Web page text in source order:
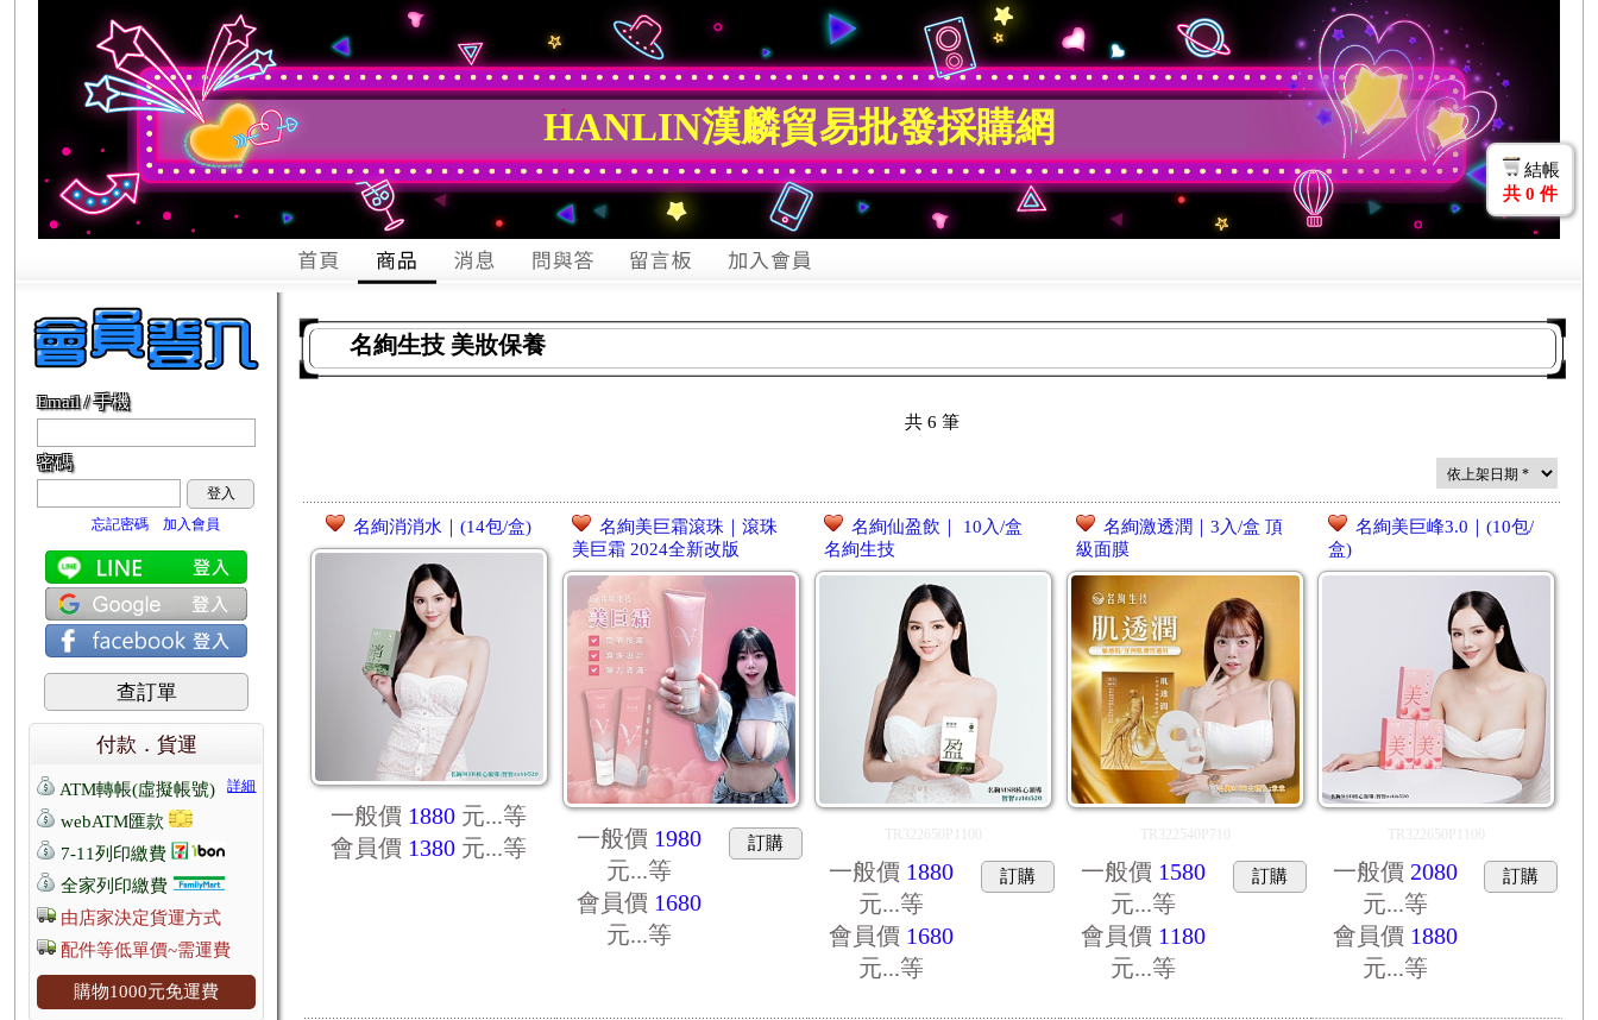
結帳
共 0 件
HANLIN漢麟貿易批發採購網
Email / 手機
密碼
登入
忘記密碼
加入會員
查訂單
付款．貨運
詳細
ATM轉帳(虛擬帳號)
webATM匯款
7-11列印繳費
全家列印繳費
由店家決定貨運方式
配件等低單價~需運費
購物1000元免運費
名絢生技 美妝保養
共 6筆
名絢消消水｜(14包/盒)
一般價 1880 元...等
會員價 1380 元...等
名絢美巨霜滾珠｜滾珠
美巨霜 2024全新改版
一般價 1980
元...等
會員價 1680
元...等
訂購
名絢仙盈飲｜ 10入/盒
名絢生技
TR322650P1100
一般價 1880
元...等
會員價 1680
元...等
訂購
名絢激透潤｜3入/盒 頂
級面膜
TR322540P710
一般價 1580
元...等
會員價 1180
元...等
訂購
名絢美巨峰3.0｜(10包/
盒)
TR322650P1100
一般價 2080
元...等
會員價 1880
元...等
訂購